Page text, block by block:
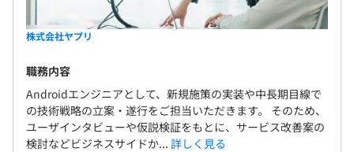
株式会社ヤプリ
職務内容
Androidエンジニアとして、新規施策の実装や中長期目線で
の技術戦略の立案・遂行をご担当いただきます。 そのため、
ユーザインタビューや仮説検証をもとに、サービス改善案の
検討などビジネスサイドか... 詳しく見る